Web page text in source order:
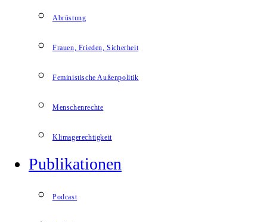
Abrüstung
Frauen, Frieden, Sicherheit
Feministische Außenpolitik
Menschenrechte
Klimagerechtigkeit
Publikationen
Podcast